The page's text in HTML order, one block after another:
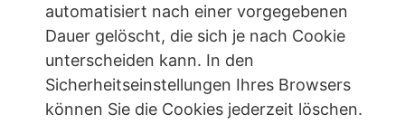
automatisiert nach einer vorgegebenen
Dauer gelöscht, die sich je nach Cookie
unterscheiden kann. In den
Sicherheitseinstellungen Ihres Browsers
können Sie die Cookies jederzeit löschen.